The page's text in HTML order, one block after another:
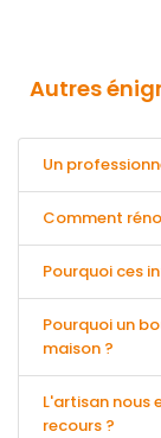
Autres énigmes pour votre super Entreprise
Un
Comment
Pourquoi ces
Pourquoi un
maison ?
L'artisan nous
recours ?